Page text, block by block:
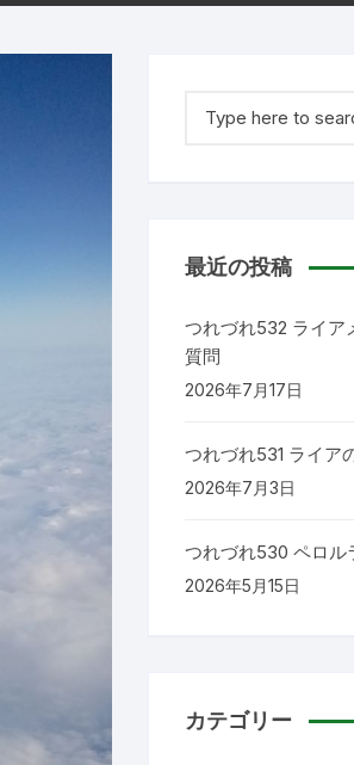
最近の投稿
つれづれ532 ライア
質問
2026年7月17日
つれづれ531 ライア
2026年7月3日
つれづれ530 ペロル
2026年5月15日
カテゴリー